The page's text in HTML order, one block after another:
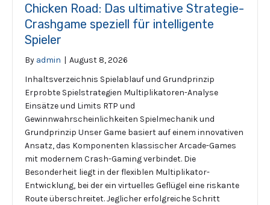
Chicken Road: Das ultimative Strategie-
Crashgame speziell für intelligente
Spieler
By admin | August 8, 2026
Inhaltsverzeichnis Spielablauf und Grundprinzip
Erprobte Spielstrategien Multiplikatoren-Analyse
Einsätze und Limits RTP und
Gewinnwahrscheinlichkeiten Spielmechanik und
Grundprinzip Unser Game basiert auf einem innovativen
Ansatz, das Komponenten klassischer Arcade-Games
mit modernem Crash-Gaming verbindet. Die
Besonderheit liegt in der flexiblen Multiplikator-
Entwicklung, bei der ein virtuelles Geflügel eine riskante
Route überschreitet. Jeglicher erfolgreiche Schritt